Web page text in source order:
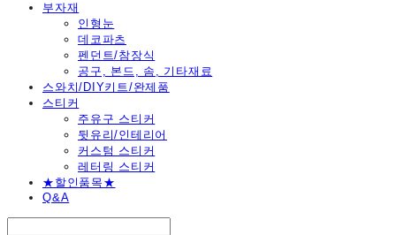
부자재
인형눈
데코파츠
펜던트/참장식
공구, 본드, 솜, 기타재료
스와치/DIY키트/완제품
스티커
주유구 스티커
뒷유리/인테리어
커스텀 스티커
레터링 스티커
★할인품목★
Q&A